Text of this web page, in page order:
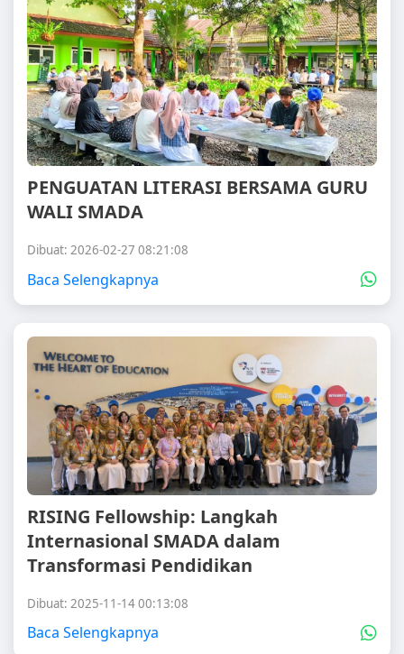
PENGUATAN LITERASI BERSAMA GURU
WALI SMADA
Dibuat: 2026-02-27 08:21:08
Baca Selengkapnya
RISING Fellowship: Langkah
Internasional SMADA dalam
Transformasi Pendidikan
Dibuat: 2025-11-14 00:13:08
Baca Selengkapnya